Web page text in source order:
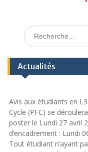
Actualités
Avis aux étudiants en
Cycle (PFC) se
poster le Lundi 27 avril
d’encadrement : Lundi
Tout étudiant n’ayant